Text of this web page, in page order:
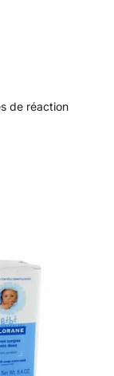
de réaction